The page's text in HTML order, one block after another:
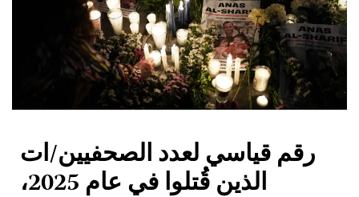
رقم قياسي لعدد الصحفيين/ات
الذين قُتلوا في عام 2025،